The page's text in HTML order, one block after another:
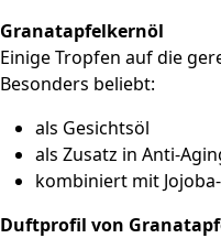
Granatapfelkernöl
Einige Tropfen auf die
Besonders beliebt:
als Gesichtsöl
als Zusatz in Anti-
kombiniert mit
Duftprofil von